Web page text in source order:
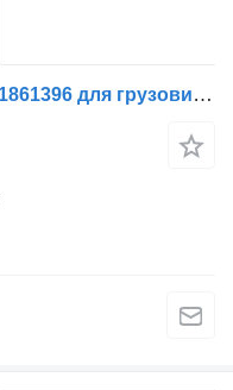
Топливный бак DAF 400 Liter 1861396 для грузовика DAF